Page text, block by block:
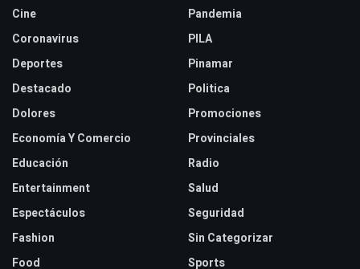
Cine
Coronavirus
Deportes
Destacado
Dolores
Economía Y Comercio
Educación
Entertainment
Espectáculos
Fashion
Food
Pandemia
PILA
Pinamar
Politica
Promociones
Provinciales
Radio
Salud
Seguridad
Sin Categorizar
Sports